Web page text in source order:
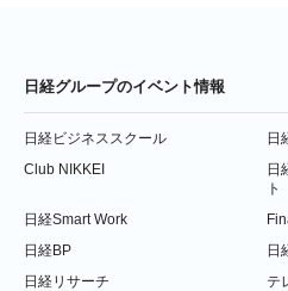
日経グループのイベント情報
日経ビジネススクール
日
Club NIKKEI
日
ト
日経Smart Work
日経BP
日
日経リサーチ
テ